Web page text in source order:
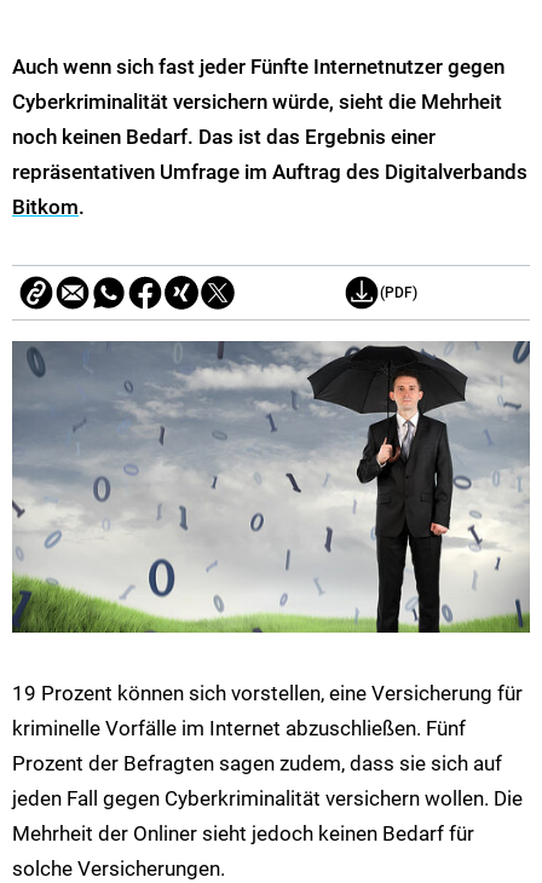
Auch wenn sich fast jeder Fünfte Internetnutzer gegen
Cyberkriminalität versichern würde, sieht die Mehrheit
noch keinen Bedarf. Das ist das Ergebnis einer
repräsentativen Umfrage im Auftrag des Digitalverbands
Bitkom.
(PDF)
19 Prozent können sich vorstellen, eine Versicherung für
kriminelle Vorfälle im Internet abzuschließen. Fünf
Prozent der Befragten sagen zudem, dass sie sich auf
jeden Fall gegen Cyberkriminalität versichern wollen. Die
Mehrheit der Onliner sieht jedoch keinen Bedarf für
solche Versicherungen.